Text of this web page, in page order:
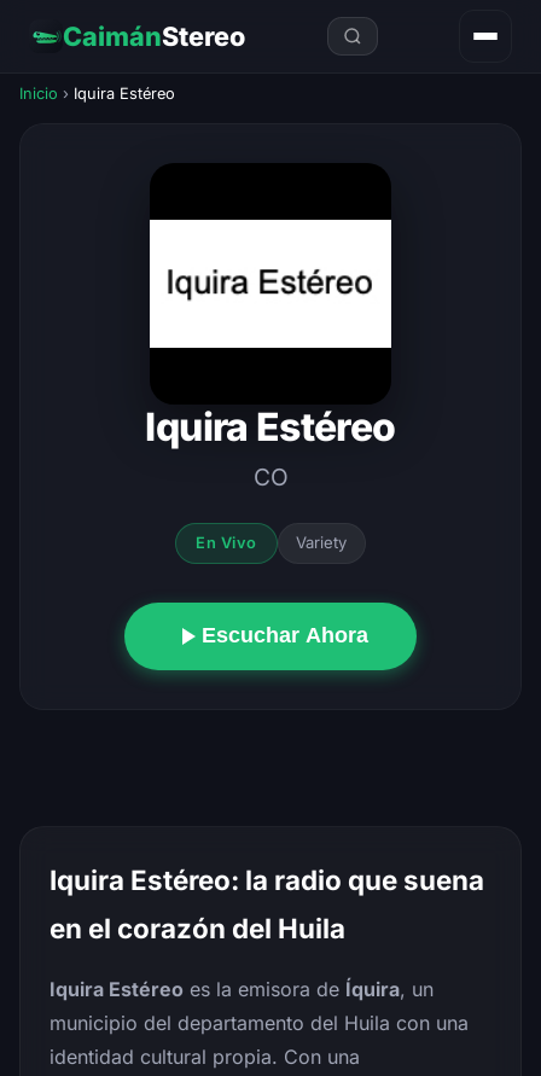
CaimánStereo
Inicio › Iquira Estéreo
Iquira Estéreo
CO
En Vivo Variety
Escuchar Ahora
Iquira Estéreo: la radio que suena
en el corazón del Huila
Iquira Estéreo es la emisora de Íquira, un
municipio del departamento del Huila con una
identidad cultural propia. Con una